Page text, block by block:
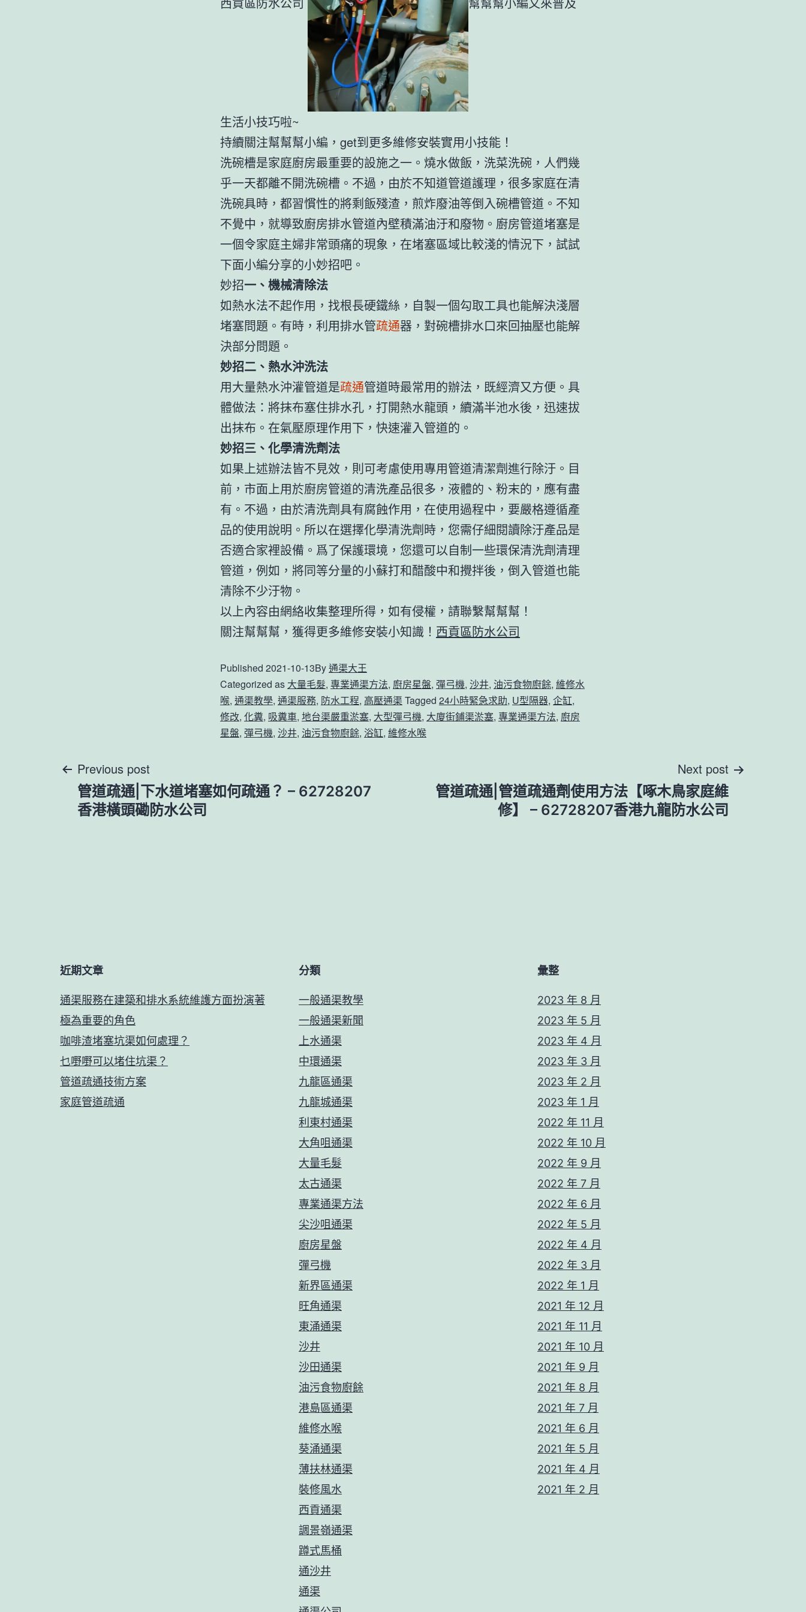
生活小技巧啦~
持續關注幫幫幫小編，get到更多維修安裝實用小技能！
洗碗槽是家庭廚房最重要的設施之一。燒水做飯，洗菜洗碗，人們幾
乎一天都離不開洗碗槽。不過，由於不知道管道護理，很多家庭在清
洗碗具時，都習慣性的將剩飯殘渣，煎炸廢油等倒入碗槽管道。不知
不覺中，就導致廚房排水管道內壁積滿油汙和廢物。廚房管道堵塞是
一個令家庭主婦非常頭痛的現象，在堵塞區域比較淺的情況下，試試
下面小編分享的小妙招吧。
妙招一、機械清除法
如熱水法不起作用，找根長硬鐵絲，自製一個勾取工具也能解決淺層
堵塞問題。有時，利用排水管疏通器，對碗槽排水口來回抽壓也能解
決部分問題。
妙招二、熱水沖洗法
用大量熱水沖灌管道是疏通管道時最常用的辦法，既經濟又方便。具
體做法：將抹布塞住排水孔，打開熱水龍頭，續滿半池水後，迅速拔
出抹布。在氣壓原理作用下，快速灌入管道的。
妙招三、化學清洗劑法
如果上述辦法皆不見效，則可考慮使用專用管道清潔劑進行除汙。目
前，市面上用於廚房管道的清洗產品很多，液體的、粉末的，應有盡
有。不過，由於清洗劑具有腐蝕作用，在使用過程中，要嚴格遵循產
品的使用說明。所以在選擇化學清洗劑時，您需仔細閱讀除汙產品是
否適合家裡設備。爲了保護環境，您還可以自制一些環保清洗劑清理
管道，例如，將同等分量的小蘇打和醋酸中和攪拌後，倒入管道也能
清除不少汙物。
以上內容由網絡收集整理所得，如有侵權，請聯繫幫幫幫！
關注幫幫幫，獲得更多維修安裝小知識！ 西貢區防水公司
Published 2021-10-13By通渠大王
Categorized as 大量毛髮, 專業通渠方法, 廚房星盤, 彈弓機, 沙井, 油污食物廚餘, 維修水
喉, 通渠教學, 通渠服務, 防水工程, 高壓通渠 Tagged 24小時緊急求助, U型隔器, 企缸,
修改, 化糞, 吸糞車, 地台渠嚴重淤塞, 大型彈弓機, 大廈街鋪渠淤塞, 專業通渠方法, 廚房
星盤, 彈弓機, 沙井, 油污食物廚餘, 浴缸, 維修水喉
文
章
Previous post
管道疏通|下水道堵塞如何疏通？ – 62728207
香港橫頭磡防水公司
Next post
管道疏通|管道疏通劑使用方法【啄木鳥家庭維
修】 – 62728207香港九龍防水公司
近期文章
通渠服務在建築和排水系統維護方面扮演著
極為重要的角色
咖啡渣堵塞坑渠如何處理？
乜嘢嘢可以堵住坑渠？
管道疏通技術方案
家庭管道疏通
分類
一般通渠教學
一般通渠新聞
上水通渠
中環通渠
九龍區通渠
九龍城通渠
利東村通渠
大角咀通渠
大量毛髮
太古通渠
專業通渠方法
尖沙咀通渠
廚房星盤
彈弓機
新界區通渠
旺角通渠
東涌通渠
沙井
沙田通渠
油污食物廚餘
港島區通渠
維修水喉
葵涌通渠
薄扶林通渠
裝修風水
西貢通渠
調景嶺通渠
蹲式馬桶
通沙井
通渠
彙整
2023 年 8 月
2023 年 5 月
2023 年 4 月
2023 年 3 月
2023 年 2 月
2023 年 1 月
2022 年 11 月
2022 年 10 月
2022 年 9 月
2022 年 7 月
2022 年 6 月
2022 年 5 月
2022 年 4 月
2022 年 3 月
2022 年 1 月
2021 年 12 月
2021 年 11 月
2021 年 10 月
2021 年 9 月
2021 年 8 月
2021 年 7 月
2021 年 6 月
2021 年 5 月
2021 年 4 月
2021 年 2 月